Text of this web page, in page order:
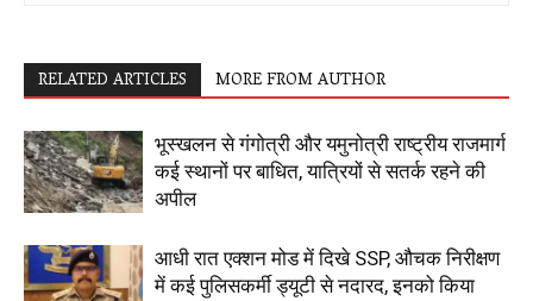
RELATED ARTICLES MORE FROM AUTHOR
भूस्खलन से गंगोत्री और यमुनोत्री राष्ट्रीय राजमार्ग
कई स्थानों पर बाधित, यात्रियों से सतर्क रहने की
अपील
आधी रात एक्शन मोड में दिखे SSP, औचक निरीक्षण
में कई पुलिसकर्मी ड्यूटी से नदारद, इनको किया